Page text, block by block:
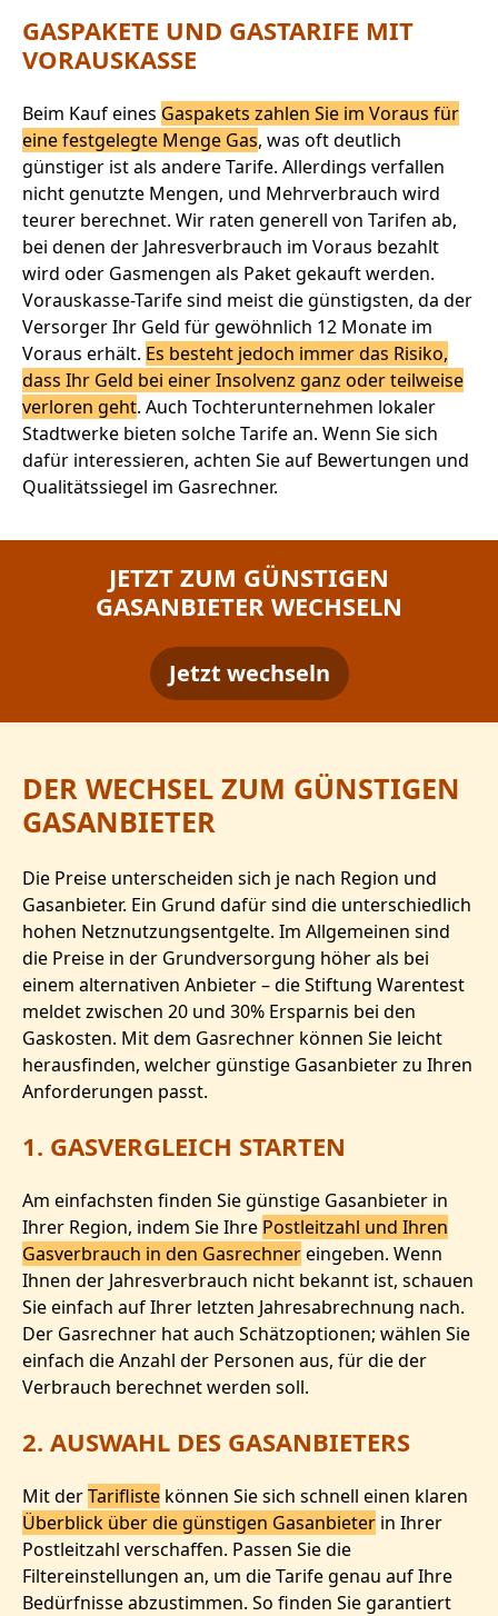
GASPAKETE UND GASTARIFE MIT
VORAUSKASSE
Beim Kauf eines Gaspakets zahlen Sie im Voraus für
eine festgelegte Menge Gas, was oft deutlich
günstiger ist als andere Tarife. Allerdings verfallen
nicht genutzte Mengen, und Mehrverbrauch wird
teurer berechnet. Wir raten generell von Tarifen ab,
bei denen der Jahresverbrauch im Voraus bezahlt
wird oder Gasmengen als Paket gekauft werden.
Vorauskasse-Tarife sind meist die günstigsten, da der
Versorger Ihr Geld für gewöhnlich 12 Monate im
Voraus erhält. Es besteht jedoch immer das Risiko,
dass Ihr Geld bei einer Insolvenz ganz oder teilweise
verloren geht. Auch Tochterunternehmen lokaler
Stadtwerke bieten solche Tarife an. Wenn Sie sich
dafür interessieren, achten Sie auf Bewertungen und
Qualitätssiegel im Gasrechner.
JETZT ZUM GÜNSTIGEN
GASANBIETER WECHSELN
Jetzt wechseln
DER WECHSEL ZUM GÜNSTIGEN
GASANBIETER
Die Preise unterscheiden sich je nach Region und
Gasanbieter. Ein Grund dafür sind die unterschiedlich
hohen Netznutzungsentgelte. Im Allgemeinen sind
die Preise in der Grundversorgung höher als bei
einem alternativen Anbieter – die Stiftung Warentest
meldet zwischen 20 und 30% Ersparnis bei den
Gaskosten. Mit dem Gasrechner können Sie leicht
herausfinden, welcher günstige Gasanbieter zu Ihren
Anforderungen passt.
1. GASVERGLEICH STARTEN
Am einfachsten finden Sie günstige Gasanbieter in
Ihrer Region, indem Sie Ihre Postleitzahl und Ihren
Gasverbrauch in den Gasrechnereingeben. Wenn
Ihnen der Jahresverbrauch nicht bekannt ist, schauen
Sie einfach auf Ihrer letzten Jahresabrechnung nach.
Der Gasrechner hat auch Schätzoptionen; wählen Sie
einfach die Anzahl der Personen aus, für die der
Verbrauch berechnet werden soll.
2. AUSWAHL DES GASANBIETERS
Mit derTarifliste können Sie sich schnell einen klaren
Überblick über die günstigen Gasanbieter in Ihrer
Postleitzahl verschaffen. Passen Sie die
Filtereinstellungen an, um die Tarife genau auf Ihre
Bedürfnisse abzustimmen. So finden Sie garantiert